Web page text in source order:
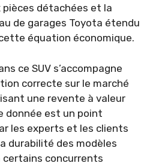
pièces détachées et la
de garages Toyota étendu
équation économique.
ce SUV s’accompagne
correcte sur le marché
une revente à valeur
donnée est un point
les experts et les clients
durabilité des modèles
certains concurrents